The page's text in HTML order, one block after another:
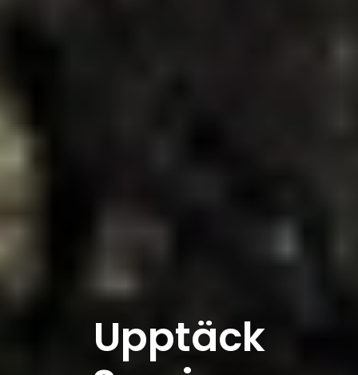
Upptäck